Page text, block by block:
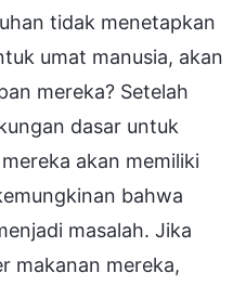
tidak menetapkan
umat manusia, akan
mereka? Setelah
dasar untuk
akan memiliki
bahwa
masalah. Jika
makanan mereka,